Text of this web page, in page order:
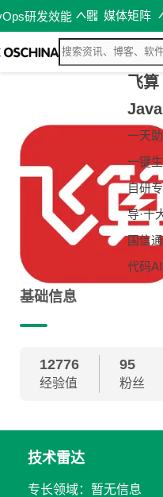
研发效能 媒体矩阵
飞算
一天
一键
自研
导·十
国信
代码
基础信息
12776
经验值
95
粉丝
技术雷达
专长领域：暂无信息